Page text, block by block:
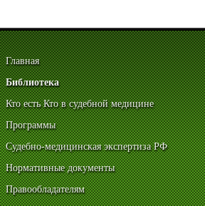
Главная
Библиотека
Кто есть Кто в судебной медицине
Программы
Судебно-медицинская экспертиза РФ
Нормативные документы
Правообладателям